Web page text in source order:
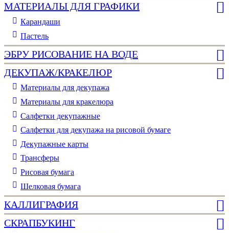
МАТЕРИАЛЫ ДЛЯ ГРАФИКИ
Карандаши
Пастель
ЭБРУ РИСОВАНИЕ НА ВОДЕ
ДЕКУПАЖ/КРАКЕЛЮР
Материалы для декупажа
Материалы для кракелюра
Cалфетки декупажные
Салфетки для декупажа на рисовой бумаге
Декупажные карты
Трансферы
Рисовая бумага
Шелковая бумага
КАЛЛИГРАФИЯ
СКРАПБУКИНГ